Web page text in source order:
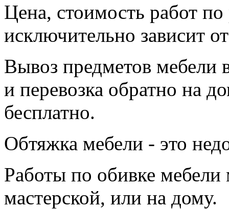
Цена, стоимость работ
исключительно зависит
Вывоз предметов
и перевозка обратно на
бесплатно.
Обтяжка мебели - это
Работы по обивке
мастерской, или на дому.